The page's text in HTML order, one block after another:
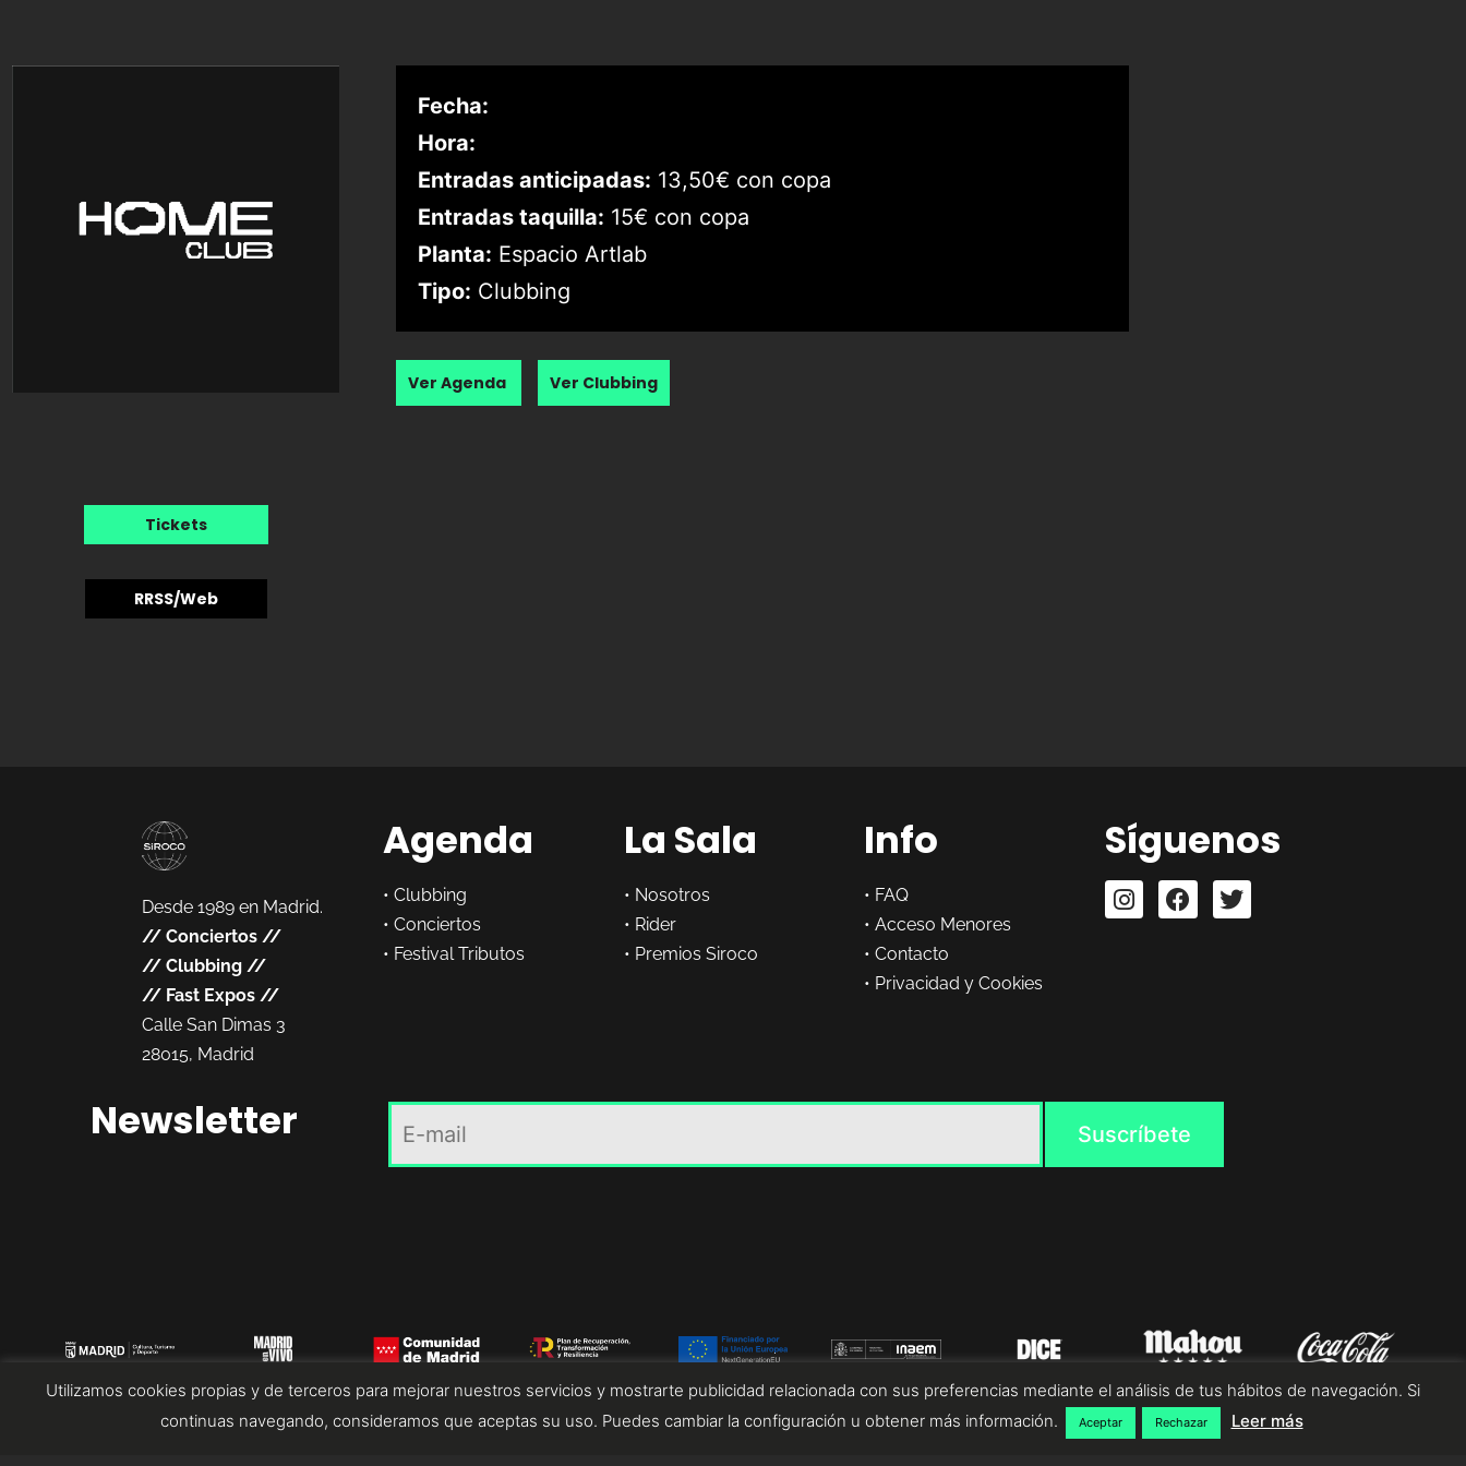
Tickets
RRSS/Web
Fecha:
Hora:
Entradas anticipadas: 13,50€ con copa
Entradas taquilla: 15€ con copa
Planta: Espacio Artlab
Tipo: Clubbing
Ver Agenda Ver Clubbing
Desde 1989 en Madrid.
// Conciertos //
// Clubbing //
// Fast Expos //
Calle San Dimas 3
28015, Madrid
Agenda
• Clubbing
• Conciertos
• Festival Tributos
La Sala
• Nosotros
• Rider
• Premios Siroco
Info
• FAQ
•Acceso Menores
•Contacto
• Privacidad y Cookies
Síguenos
Newsletter
Utilizamos cookies propias y de terceros para mejorar nuestros servicios y mostrarte publicidad relacionada con sus preferencias mediante el análisis de tus hábitos de navegación. Si
continuas navegando, consideramos que aceptas su uso. Puedes cambiar la configuración u obtener más información.
Aceptar Rechazar Leer más